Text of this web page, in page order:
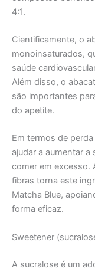
4:1.
Cientificamente, o
monoinsaturados,
saúde
Além disso, o
são importantes
do apetite.
Em termos de
ajudar a aumentar
comer em excesso.
fibras torna este
Matcha Blue,
forma eficaz.
Sweetener
A sucralose é um